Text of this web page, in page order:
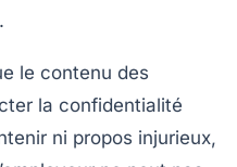
le contenu des
la confidentialité
ni propos injurieux,